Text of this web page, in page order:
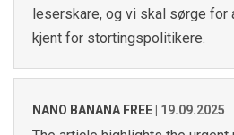
leserskare, og vi skal sørge for
kjent for stortingspolitikere.
NANO BANANA FREE 19.09.2025